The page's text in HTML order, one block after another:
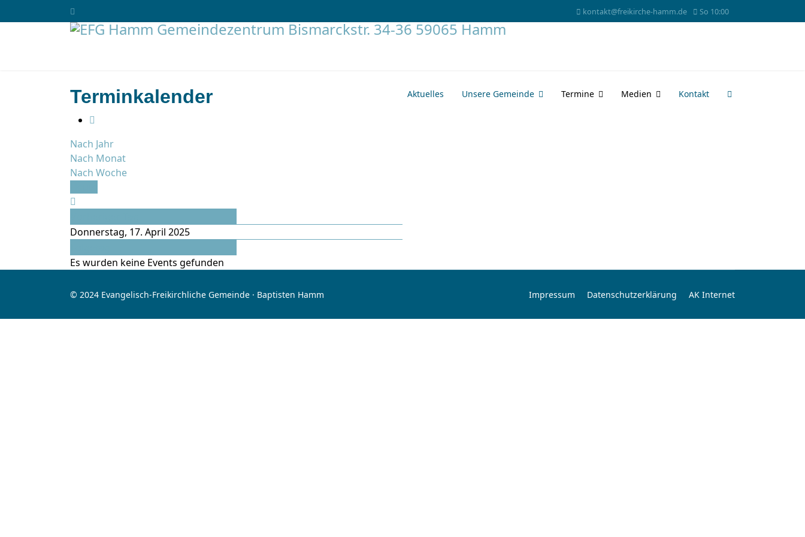
kontakt@freikirche-hamm.de So 10:00
Aktuelles Unsere Gemeinde Termine Medien Kontakt
Terminkalender
Nach Jahr
Nach Monat
Nach Woche
Donnerstag, 17. April 2025
Es wurden keine Events gefunden
© 2024 Evangelisch-Freikirchliche Gemeinde · Baptisten Hamm Impressum Datenschutzerklärung AK Internet